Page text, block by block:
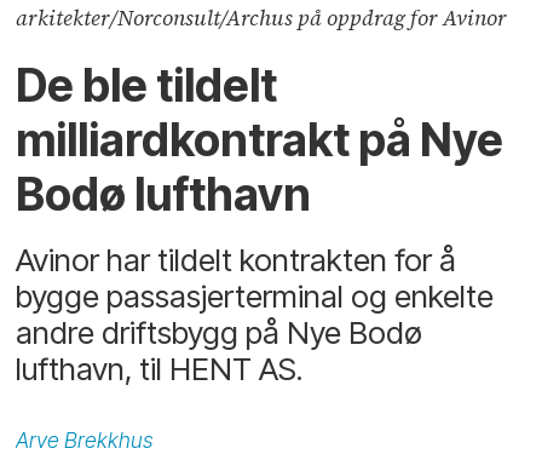
arkitekter/Norconsult/Archus på oppdrag for Avinor
De ble tildelt
milliardkontrakt på Nye
Bodø lufthavn
Avinor har tildelt kontrakten for å
bygge passasjerterminal og enkelte
andre driftsbygg på Nye Bodø
lufthavn, til HENT AS.
Arve Brekkhus